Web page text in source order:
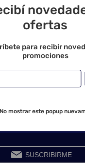
piezas anteriores
de color multicapa
para soportar todos
a la fractura para
ofertas
para recibir
promociones
No mostrar este popup